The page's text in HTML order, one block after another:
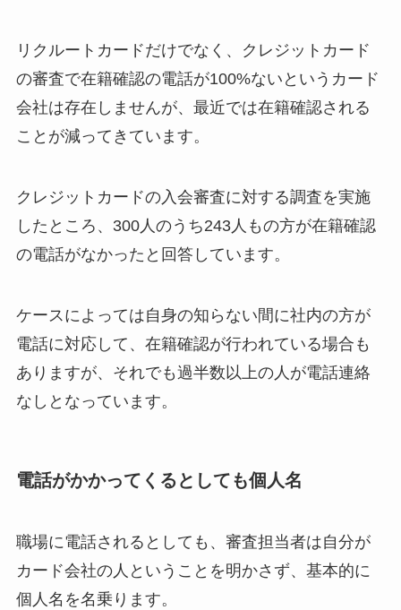
リクルートカードだけでなく、クレジットカード
の審査で在籍確認の電話が100%ないというカード
会社は存在しませんが、最近では在籍確認される
ことが減ってきています。
クレジットカードの入会審査に対する調査を実施
したところ、300人のうち243人もの方が在籍確認
の電話がなかったと回答しています。
ケースによっては自身の知らない間に社内の方が
電話に対応して、在籍確認が行われている場合も
ありますが、それでも過半数以上の人が電話連絡
なしとなっています。
電話がかかってくるとしても個人名
職場に電話されるとしても、審査担当者は自分が
カード会社の人ということを明かさず、基本的に
個人名を名乗ります。